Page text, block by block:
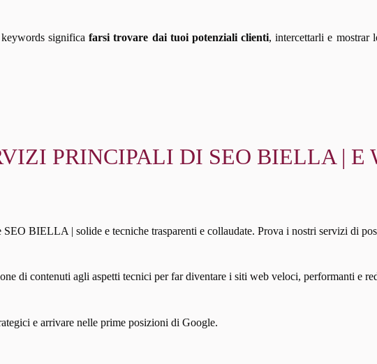
keywords significafarsi trovare dai tuoi potenziali clienti, intercettarli e mostrar
PRINCIPALI DI SEO BIELLA | E
BIELLA | solide e tecniche trasparenti e collaudate. Prova i nostri servizi di
di contenuti agli aspetti tecnici per far diventare i siti web veloci, performanti e
e arrivare nelle prime posizioni di Google.